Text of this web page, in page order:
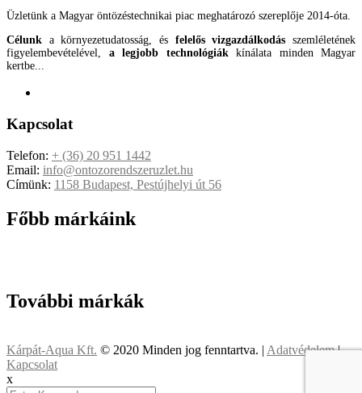
Üzletünk a Magyar öntözéstechnikai piac meghatározó szereplője 2014-óta.
Célunk a környezetudatosság, és felelős vizgazdálkodás szemléletének
figyelembevételével, a legjobb technológiákkínálata minden Magyar
kertbe...
Kapcsolat
Telefon: + (36) 20 951 1442
Email: info@ontozorendszeruzlet.hu
Címünk: 1158 Budapest, Pestújhelyi út 56
Főbb márkáink
További márkák
Kárpát-Aqua Kft. © 2020 Minden jog fenntartva. | Adatvédelem|
Kapcsolat
x